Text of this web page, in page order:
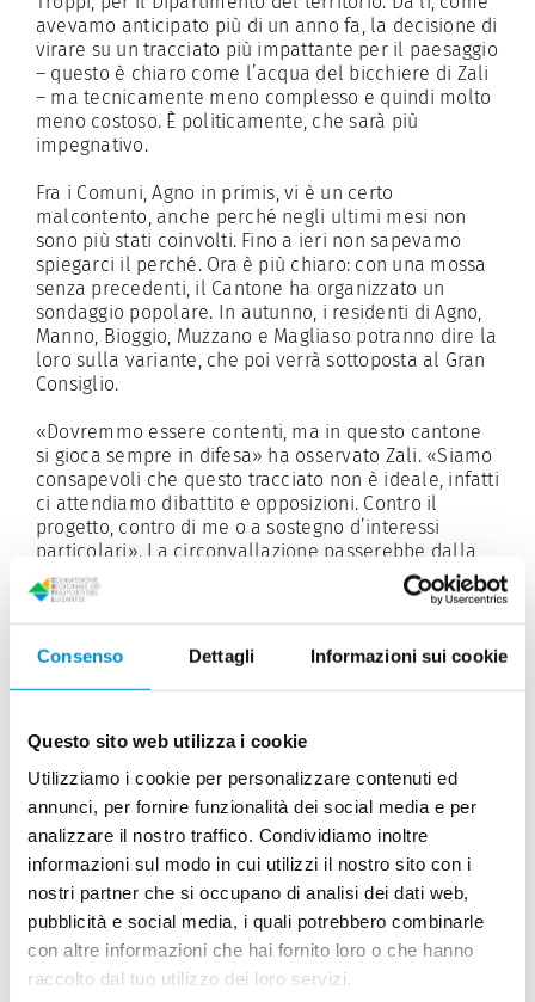
Consenso Dettagli Informazioni sui cookie
Questo sito web utilizza i cookie
Utilizziamo i cookie per personalizzare contenuti ed
annunci, per fornire funzionalità dei social media e per
analizzare il nostro traffico. Condividiamo inoltre
informazioni sul modo in cui utilizzi il nostro sito con i
nostri partner che si occupano di analisi dei dati web,
pubblicità e social media, i quali potrebbero combinarle
con altre informazioni che hai fornito loro o che hanno
raccolto dal tuo utilizzo dei loro servizi.
avevamo anticipato più di un anno fa, la decisione di
virare su un tracciato più impattante per il paesaggio
– questo è chiaro come l’acqua del bicchiere di Zali
– ma tecnicamente meno complesso e quindi molto
meno costoso. È politicamente, che sarà più
impegnativo.
Fra i Comuni, Agno in primis, vi è un certo
malcontento, anche perché negli ultimi mesi non
sono più stati coinvolti. Fino a ieri non sapevamo
spiegarci il perché. Ora è più chiaro: con una mossa
senza precedenti, il Cantone ha organizzato un
sondaggio popolare. In autunno, i residenti di Agno,
Manno, Bioggio, Muzzano e Magliaso potranno dire la
loro sulla variante, che poi verrà sottoposta al Gran
Consiglio.
«Dovremmo essere contenti, ma in questo cantone
si gioca sempre in difesa» ha osservato Zali. «Siamo
consapevoli che questo tracciato non è ideale, infatti
ci attendiamo dibattito e opposizioni. Contro il
progetto, contro di me o a sostegno d’interessi
particolari». La circonvallazione passerebbe dalla
zona residenziale e dai prati fra la strada attuale e
la riva del lago.
«Senza dimenticare che si tratta di un’operacostosa,
anche in questa versione: un’ulterioremotivo di
opposizione ». A proposito: dei 337milioni necessari,
chiave di ripartizione che vede Lugano contribuire
per
circa il cinquanta percento, da tutti i Comuni
riuniti nella Commissione regionale dei trasporti del
Luganese. Questi potranno attingere al fondo per il
Piano dei trasporti del Luganese, alimentato dai
Comuni stessi fino a raggiungere gli attuali 116
milioni.
«Non fare nulla? No»
«O realizziamo questa variante, o non realizziamo